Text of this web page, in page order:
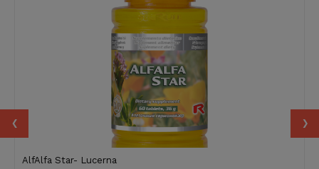
AlfAlfa Star- Lucerna
‹ ›